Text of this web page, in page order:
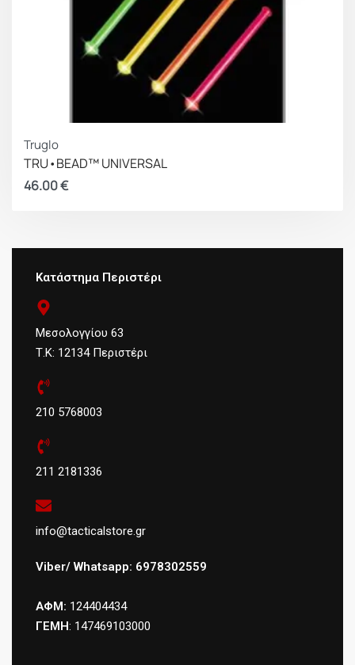
Truglo
TRU•BEAD™ UNIVERSAL
46.00€
Κατάστημα Περιστέρι
Μεσολογγίου 63
Τ.Κ: 12134 Περιστέρι
210 5768003
211 2181336
info@tacticalstore.gr
Viber/ Whatsapp: 6978302559
ΑΦΜ: 124404434
ΓΕΜΗ: 147469103000